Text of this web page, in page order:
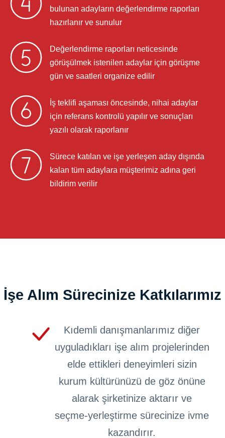
bulunan adayların değerlendirme raporları
hazırlanır ve sunulur
Değerlendirme raporları neticesinde
görüşülmek istenilen adaylar için görüşme
gün ve saatleri organize edilir
İş teklifi aşaması öncesinde, nihai adaylar
için referans kontrolü yapılır ve sonuçları
yazılı olarak raporlanır
Sürece katılan ve işe yerleşen aday dışında
kalan tüm adaylara müşterimiz adına geri
bildirim verilir
İşe Alım Sürecinize Katkılarımız
Kıdemli danışmanlarımız diğer
uyguladıkları işe alım projelerinden
elde ettikleri deneyimleri sizin
kurum kültürünüzü de göz önüne
alarak şirketinize aktarır ve
seçme-yerleştirme sürecinize ivme
kazandırır.